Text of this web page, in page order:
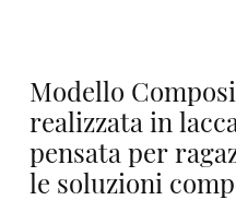
Modello
realizzata in
pensata per
le soluzioni